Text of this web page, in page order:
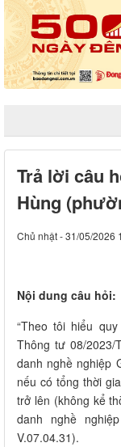
Trả lời câu
Hùng
Chủ nhật - 31/05/2026
Nội dung câu hỏi:
“Theo tôi hiểu
Thông tư 08/2023/
danh nghề nghiệp
nếu có tổng thời
trở lên (không kể
danh nghề
V.07.04.31).